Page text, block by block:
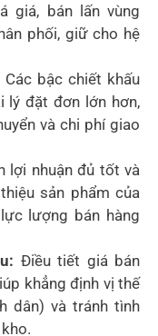
giá, bán lấn vùng
phối, giữ cho hệ
Các bậc chiết khấu
lý đặt đơn lớn hơn,
và chi phí giao
lợi nhuận đủ tốt và
sản phẩm của
lượng bán hàng
Điều tiết giá bán
khẳng định vị thế
dân) và tránh tình